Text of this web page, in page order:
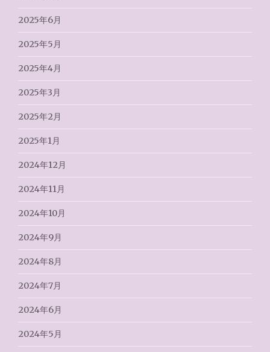
2025年6月
2025年5月
2025年4月
2025年3月
2025年2月
2025年1月
2024年12月
2024年11月
2024年10月
2024年9月
2024年8月
2024年7月
2024年6月
2024年5月